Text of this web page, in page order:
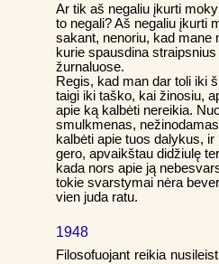
Ar tik aš negaliu įkurti
to negali? Aš negaliu įkurti
sakant, nenoriu, kad mane
kurie spausdina
žurnaluose.
Regis, kad man dar toli iki
taigi iki taško, kai žinosiu,
apie ką kalbėti nereikia.
smulkmenas,
kalbėti apie tuos dalykus,
gero, apvaikštau didžiulę
kada nors apie ją
tokie svarstymai nėra
vien juda ratu.
1948
Filosofuojant reikia